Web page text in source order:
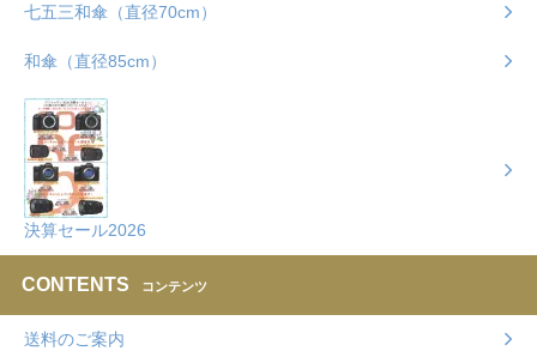
七五三和傘（直径70cm）
和傘（直径85cm）
決算セール2026
CONTENTS コンテンツ
送料のご案内